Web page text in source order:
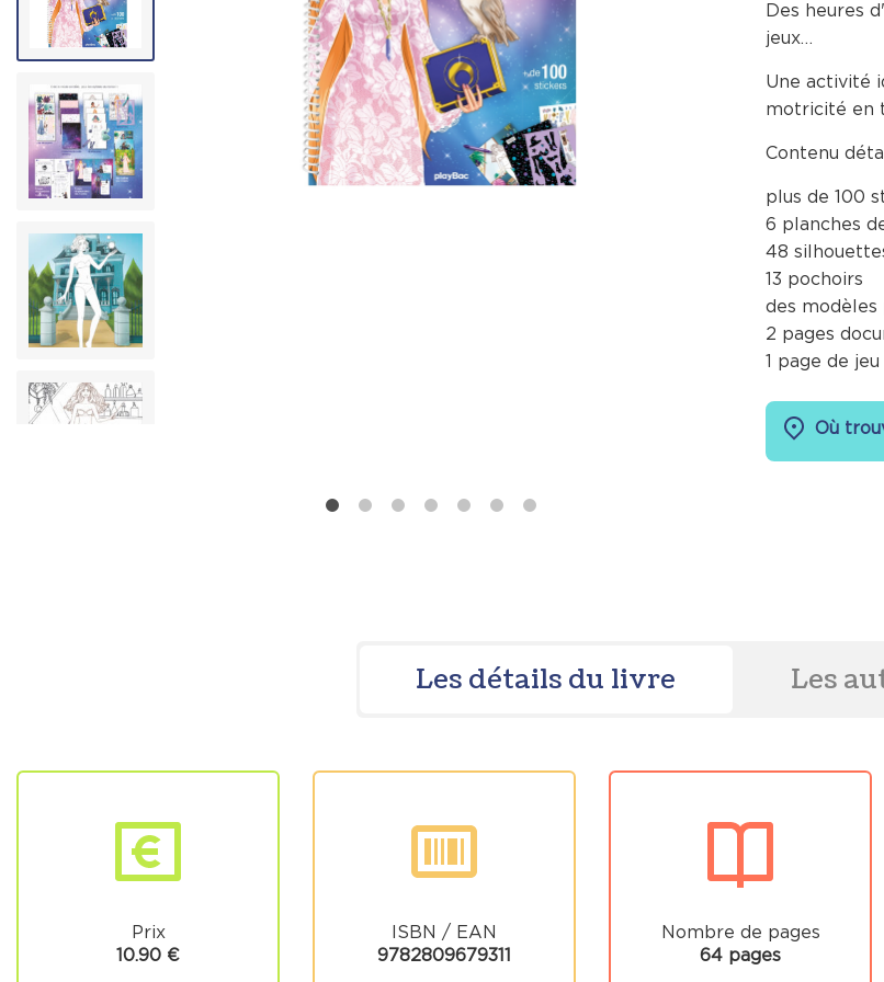
Des heures
jeux…
Une activité
motricité en
Contenu
plus de 100
6 planches
48
13 pochoirs
des
2 pages
1 page de
Où
Les détails du livre Les
Prix
10.90 €
ISBN / EAN
9782809679311
Nombre de pages
64 pages